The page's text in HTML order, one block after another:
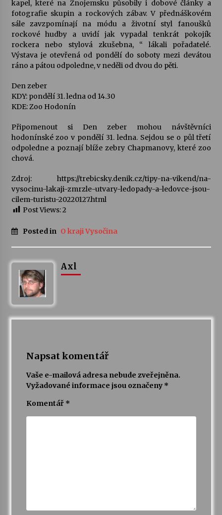
kapel, které na Znojemsku působily i dobové články a
fotografie skupin a rockových zábav. V přednáškovém
sále zavzpomínají na módu a životní styl fanoušků
rockové hudby a uvidí jak vypadal tenkrát pokojík
rockera nebo stylová zkušebna, “ lákali pořadatelé.
Výstava je otevřená od pondělí do soboty mezi devátou
ráno a pátou odpoledne, v neděli od dvou do pěti.
Den zeber
KDY: pondělí 31. ledna od 14.30
KDE: Zoo Hodonín
Připomenout si Den zeber mohou návštěvníci
hodonínské zoo v pondělí 31. ledna. Sejdou se o půl třetí
odpoledne a poznají blíže zebry Chapmanovy, které zoo
chová.
Zdroj: https://trebicsky.denik.cz/tipy-na-vikend/na-
vysocinu-lakaji-zmrzle-utvary-ledopady-a-ledovce-jsou-
cilem-turistu-20220127.html
Post Views:2
Posted in O kraji Vysočina
Axl
Napsat komentář
Vaše e-mailová adresa nebude zveřejněna.
Vyžadované informace jsou označeny *
Komentář *